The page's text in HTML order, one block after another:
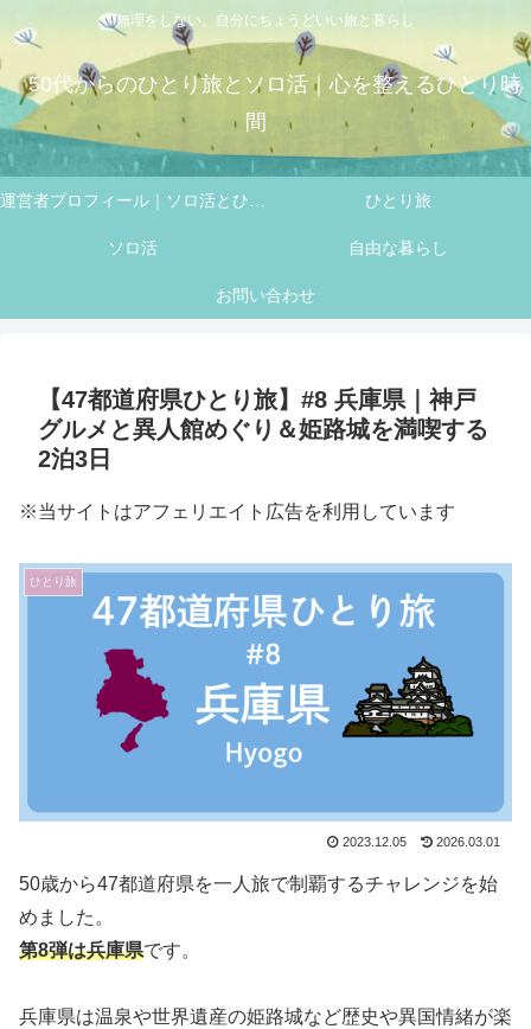
無理をしない、自分にちょうどいい旅と暮らし
50代からのひとり旅とソロ活｜心を整えるひとり時
間
運営者プロフィール｜ソロ活とひとり旅を楽しむ 50代 フミの自己紹介 ひとり旅
ソロ活 自由な暮らし
お問い合わせ
【47都道府県ひとり旅】#8 兵庫県｜神戸
グルメと異人館めぐり＆姫路城を満喫する
2泊3日
※当サイトはアフェリエイト広告を利用しています
ひとり旅
2023.12.05 2026.03.01
50歳から47都道府県を一人旅で制覇するチャレンジを始
めました。
第8弾は兵庫県です。
兵庫県は温泉や世界遺産の姫路城など歴史や異国情緒が楽